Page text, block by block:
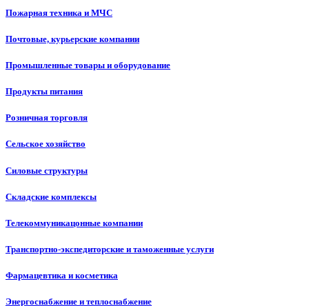
Пожарная техника и МЧС
Почтовые, курьерские компании
Промышленные товары и оборудование
Продукты питания
Розничная торговля
Сельское хозяйство
Силовые структуры
Складские комплексы
Телекоммуникацонные компании
Транспортно-экспедиторские и таможенные услуги
Фармацевтика и косметика
Энергоснабжение и теплоснабжение